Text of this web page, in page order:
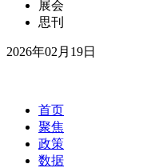
展会
思刊
2026年02月19日
首页
聚焦
政策
数据